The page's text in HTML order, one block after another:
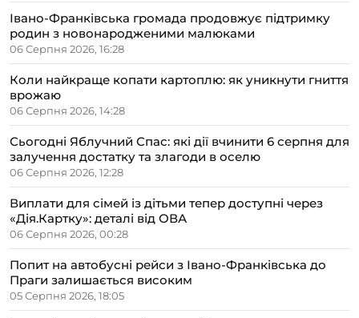
Івано-Франківська громада продовжує підтримку
родин з новонародженими малюками
06 Серпня 2026, 16:28
Коли найкраще копати картоплю: як уникнути гниття
врожаю
06 Серпня 2026, 14:28
Сьогодні Яблучний Спас: які дії вчинити 6 серпня для
залучення достатку та злагоди в оселю
06 Серпня 2026, 12:28
Виплати для сімей із дітьми тепер доступні через
«Дія.Картку»: деталі від ОВА
06 Серпня 2026, 00:28
Попит на автобусні рейси з Івано-Франківська до
Праги залишається високим
05 Серпня 2026, 18:05